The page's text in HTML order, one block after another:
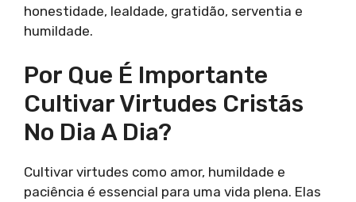
honestidade, lealdade, gratidão, serventia e
humildade.
Por Que É Importante
Cultivar Virtudes Cristãs
No Dia A Dia?
Cultivar virtudes como amor, humildade e
paciência é essencial para uma vida plena. Elas